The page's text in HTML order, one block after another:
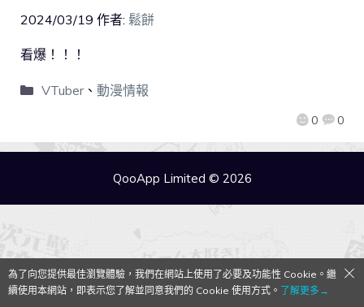
2024/03/19 作者: 鬆餅
0 0
看爆！！！
VTuber、 動漫情報
QooApp Limited © 2026
為了向您提供最佳瀏覽體驗，我們在網站上使用了必要及功能性 Cookie。繼
續使用本網站，即表示您了解並同意我們的 Cookie 使用方式。 了解更多→